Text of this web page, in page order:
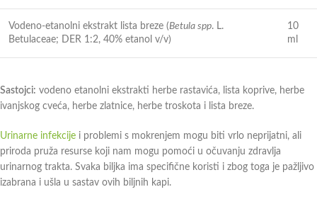
Vodeno-etanolni ekstrakt lista breze (Betula spp. L.
Betulaceae; DER 1:2, 40% etanol v/v)
10
ml
Sastojci: vodeno etanolni ekstrakti herbe rastavića, lista koprive, herbe
ivanjskog cveća, herbe zlatnice, herbe troskota i lista breze.
Urinarne infekcije i problemi s mokrenjem mogu biti vrlo neprijatni, ali
priroda pruža resurse koji nam mogu pomoći u očuvanju zdravlja
urinarnog trakta. Svaka biljka ima specifične koristi i zbog toga je pažljivo
izabrana i ušla u sastav ovih biljnih kapi.